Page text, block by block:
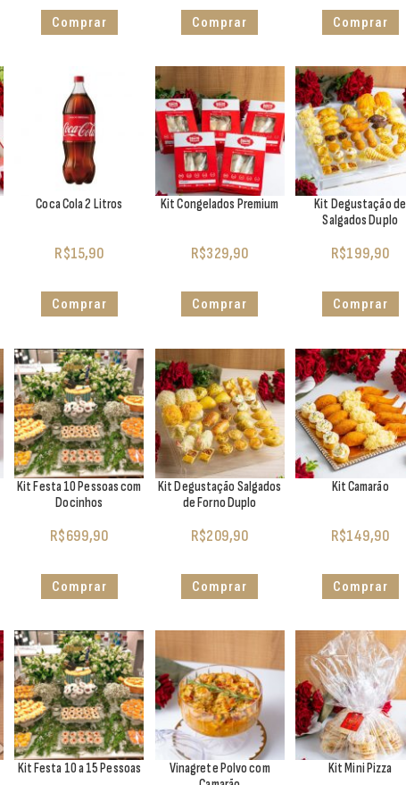
Comprar Comprar Comprar
Coca Cola 2 Litros
R$15,90
Comprar
Kit Congelados Premium
R$329,90
Comprar
Kit Degustação de
Salgados Duplo
R$199,90
Comprar
Kit Festa 10 Pessoas com
Docinhos
R$699,90
Comprar
Kit Degustação Salgados
de Forno Duplo
R$209,90
Comprar
Kit Camarão
R$149,90
Comprar
Kit Festa 10 a 15 Pessoas
Vinagrete Polvo com
Kit Mini Pizza